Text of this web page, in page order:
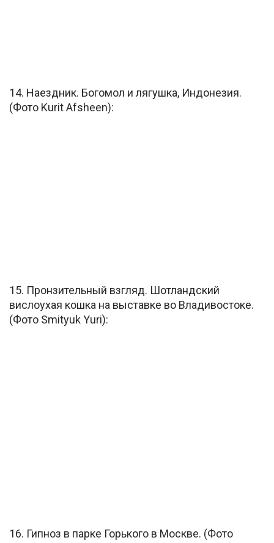
14. Наездник. Богомол и лягушка, Индонезия.
(Фото Kurit Afsheen):
15. Пронзительный взгляд. Шотландский
вислоухая кошка на выставке во Владивостоке.
(Фото Smityuk Yuri):
16. Гипноз в парке Горького в Москве. (Фото